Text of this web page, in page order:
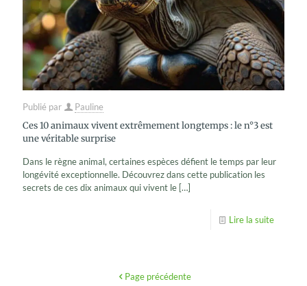
Publié par Pauline
Ces 10 animaux vivent extrêmement longtemps : le n°3 est
une véritable surprise
Dans le règne animal, certaines espèces défient le temps par leur
longévité exceptionnelle. Découvrez dans cette publication les
secrets de ces dix animaux qui vivent le […]
Lire la suite
Page précédente